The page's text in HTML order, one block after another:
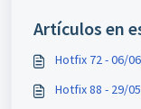
Artículos en
Hotfix 72 - 06/
Hotfix 88 - 29/